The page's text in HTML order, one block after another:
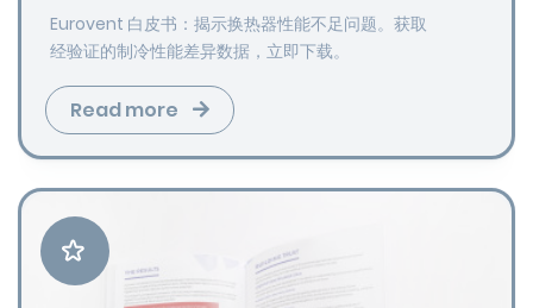
Eurovent 白皮书：揭示换热器性能不足问题。获取
经验证的制冷性能差异数据，立即下载。
Read more